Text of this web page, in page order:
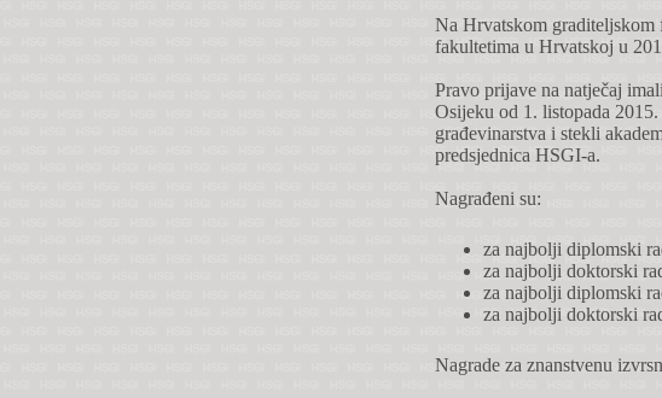
Na Hrvatskom graditeljskom
fakultetima u Hrvatskoj u
Pravo prijave na natječaj
Osijeku od 1. listopada
građevinarstva i stekli
predsjednica HSGI-a.
Nagrađeni su:
za najbolji diplomski
za najbolji doktorski
za najbolji diplomski
za najbolji doktorski
Nagrade za znanstvenu